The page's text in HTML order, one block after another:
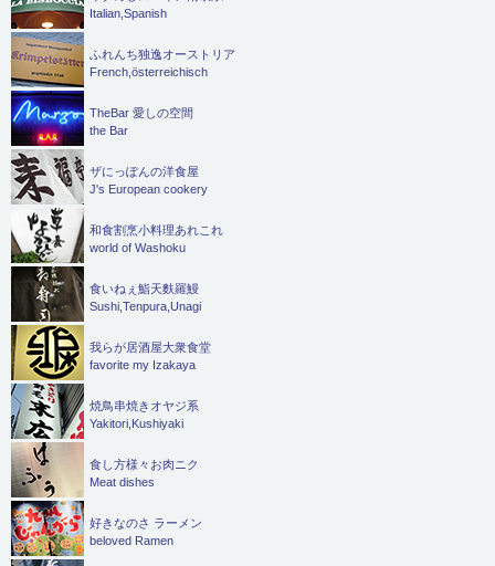
Italian,Spanish
ふれんち独逸オーストリア
French,österreichisch
TheBar 愛しの空間
the Bar
ザにっぽんの洋食屋
J's European cookery
和食割烹小料理あれこれ
world of Washoku
食いねぇ鮨天麩羅鰻
Sushi,Tenpura,Unagi
我らが居酒屋大衆食堂
favorite my Izakaya
焼鳥串焼きオヤジ系
Yakitori,Kushiyaki
食し方様々お肉ニク
Meat dishes
好きなのさ ラーメン
beloved Ramen